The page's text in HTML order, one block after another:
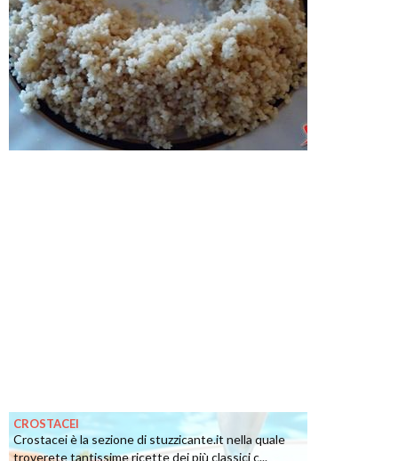
CROSTACEI
Crostacei è la sezione di stuzzicante.it nella quale
troverete tantissime ricette dei più classici c...